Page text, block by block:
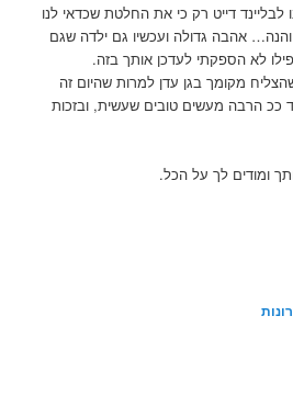
לבליינד דייט רק כי את החלטת שכדאי לנו
אהבה גדולה ועכשיו גם ילדה שגם
לא הספקתי לעדכן אותך בזה.
מקומך בגן עדן למרות שהיום זה
ככ הרבה מעשים טובים שעשית, ובזכות
ומודים לך על הכל.